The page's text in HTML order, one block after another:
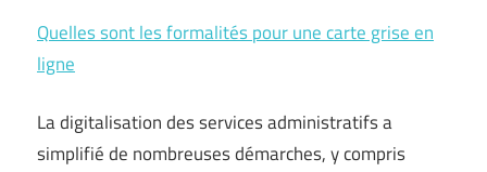
Quelles sont les formalités pour une carte grise en
ligne
La digitalisation des services administratifs a
simplifié de nombreuses démarches, y compris